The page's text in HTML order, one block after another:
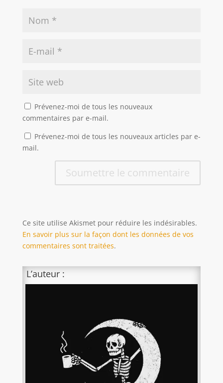
Prévenez-moi de tous les nouveaux
commentaires par e-mail.
Prévenez-moi de tous les nouveaux articles par e-
mail.
Soumettre le commentaire
Ce site utilise Akismet pour réduire les indésirables.
En savoir plus sur la façon dont les données de vos
commentaires sont traitées.
L’auteur :